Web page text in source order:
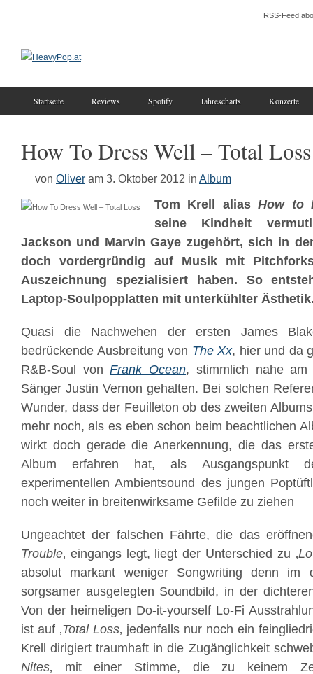
RSS-Feed
Startseite Reviews Spotify Jahrescharts Konzerte
How To Dress Well – Total Loss
von Oliver am 3. Oktober 2012 in Album
Tom Krell aliasHow to
seine Kindheit
Jackson und Marvin Gaye zugehört, sich in
doch vordergründig auf Musik mit
Auszeichnung spezialisiert haben. So
Laptop-Soulpopplatten mit unterkühlter
Quasi die Nachwehen der ersten James
bedrückende Ausbreitung von The Xx, hier und da
R&B-Soul vonFrank Ocean, stimmlich nahe
Sänger Justin Vernon gehalten. Bei solchen
Wunder, dass der Feuilleton ob des zweiten
mehr noch, als es eben schon beim beachtlichen
wirkt doch gerade die Anerkennung, die das
Album erfahren hat, als Ausgangspunkt
experimentellen Ambientsound des jungen
noch weiter in breitenwirksame Gefilde zu ziehen
Ungeachtet der falschen Fährte, die das
Trouble‚ eingangs legt, liegt der Unterschied zu ‚
absolut markant weniger Songwriting denn im
sorgsamer ausgelegten Soundbild, in der
Von der heimeligen Do-it-yourself Lo-Fi
ist auf ‚Total Loss‚ jedenfalls nur noch ein
Krell dirigiert traumhaft in die Zugänglichkeit
Nites‚ mit einer Stimme, die zu keinem